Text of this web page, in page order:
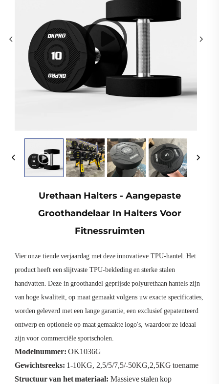
Urethaan Halters - Aangepaste
Groothandelaar In Halters Voor
Fitnessruimten
Vier onze tiende verjaardag met deze innovatieve TPU-hantel. Het
product heeft een slijtvaste TPU-bekleding en sterke stalen
handvatten. Deze in groothandel geprijsde polyurethaan hantels zijn
van hoge kwaliteit, op maat gemaakt volgens uw exacte specificaties,
worden geleverd met een lange garantie, een exclusief gepatenteerd
ontwerp en optionele op maat gemaakte logo's, waardoor ze ideaal
zijn voor commerciële sportscholen.
Modelnummer:OK1036G
Gewichtsreeks: 1-10KG, 2,5/5/7,5/-50KG,2,5KG toename
Structuur van het materiaal: Massieve stalen kop